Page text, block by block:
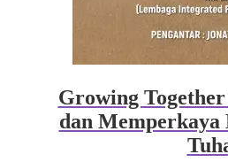
Growing
dan